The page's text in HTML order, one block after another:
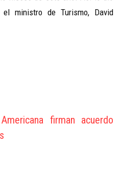
ministro de Turismo, David